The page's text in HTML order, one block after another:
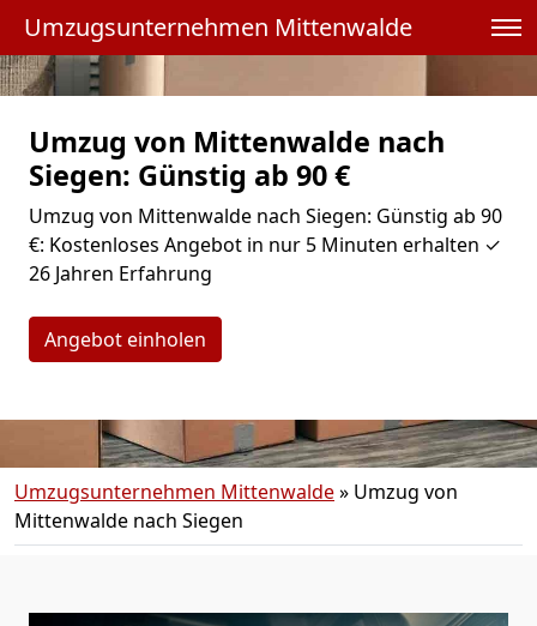
Umzugsunternehmen Mittenwalde
Umzug von Mittenwalde nach
Siegen: Günstig ab 90 €
Umzug von Mittenwalde nach Siegen: Günstig ab 90
€: Kostenloses Angebot in nur 5 Minuten erhalten ✓
26 Jahren Erfahrung
Angebot einholen
Umzugsunternehmen Mittenwalde» Umzug von
Mittenwalde nach Siegen